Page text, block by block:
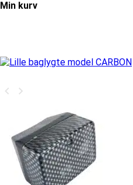
Min kurv